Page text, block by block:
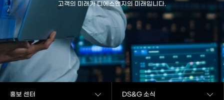
고객의 미래가 디에스앤지의 미래입니다.
홍보 센터 DS&G 소식